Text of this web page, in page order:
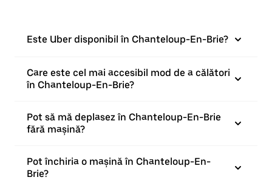
Este Uber disponibil în Chanteloup-En-Brie?
Care este cel mai accesibil mod de a călători
în Chanteloup-En-Brie?
Pot să mă deplasez în Chanteloup-En-Brie
fără mașină?
Pot închiria o mașină în Chanteloup-En-
Brie?